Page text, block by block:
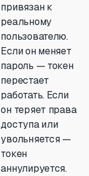
привязан к
реальному
пользователю.
Если он меняет
пароль — токен
перестает
работать. Если
он теряет права
доступа или
увольняется —
токен
аннулируется.